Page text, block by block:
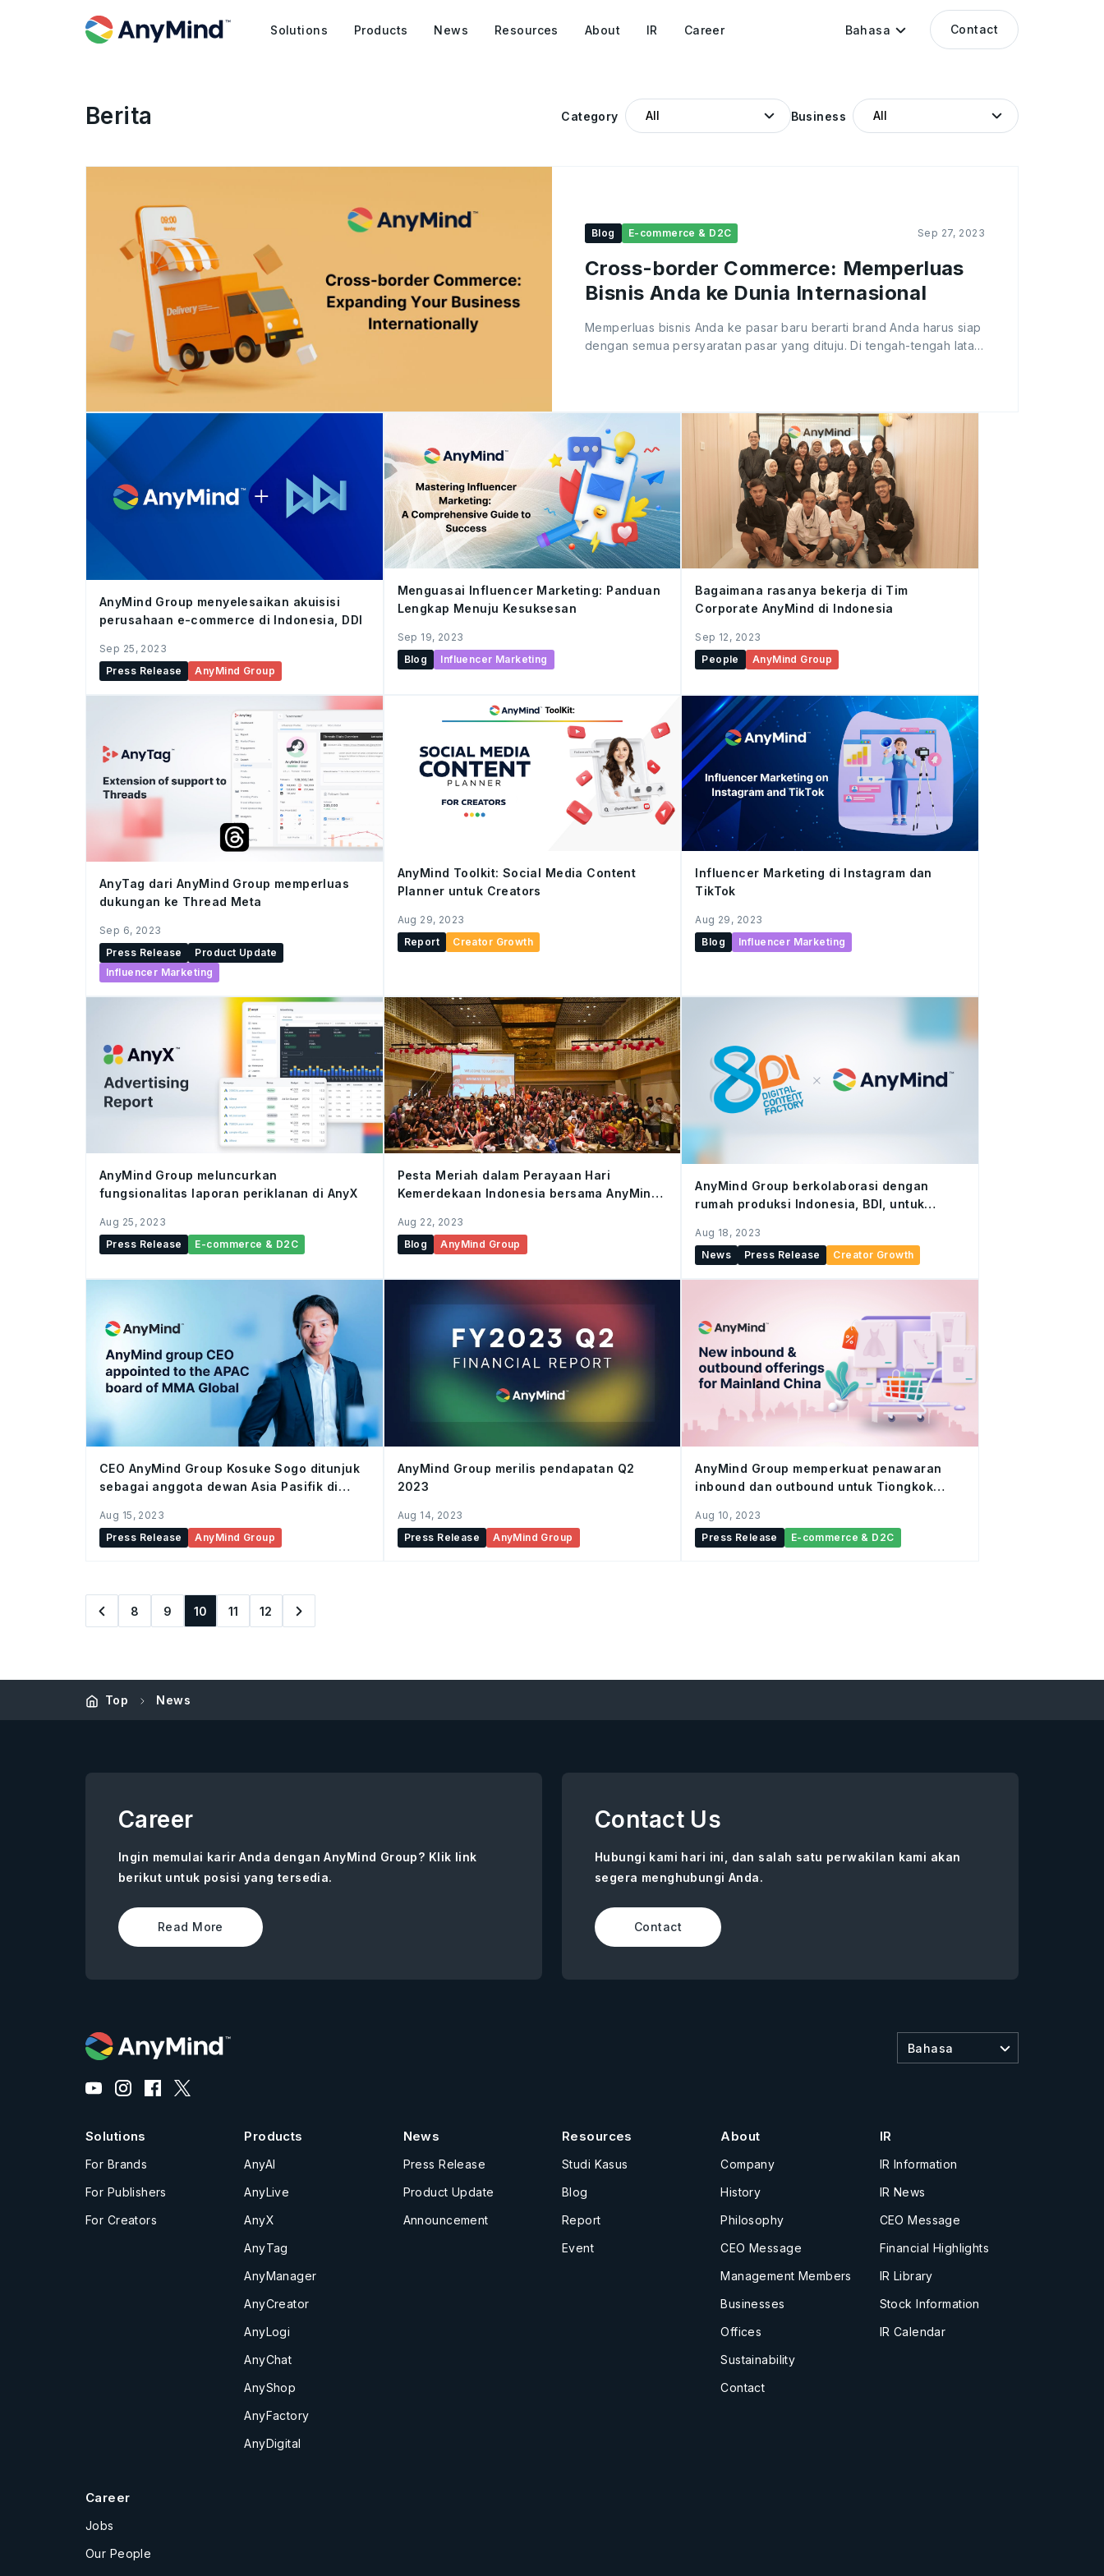
Solutions Products News Resources About IR Career Bahasa Contact
Berita Category Business
Blog E-commerce & D2C Sep 27, 2023
Cross-border Commerce: Memperluas
Bisnis Anda ke Dunia Internasional
Memperluas bisnis Anda ke pasar baru berarti brand Anda harus siap
dengan semua persyaratan pasar yang dituju. Di tengah-tengah latar
brand untuk memasuki pasar baru, strategi untuk menghadapi
berbagai tantangan, dan cara-cara untuk mengoptimalkan operasi
cross-border e-commerce. Cross-border commerce, juga dikenal
sebagai cross-border e-commerce atau
AnyMind Group menyelesaikan akuisisi
perusahaan e-commerce di Indonesia, DDI
Sep 25, 2023
Press Release
AnyMind Group
Menguasai Influencer Marketing: Panduan
Lengkap Menuju Kesuksesan
Sep 19, 2023
Blog
Influencer Marketing
Bagaimana rasanya bekerja di Tim
Corporate AnyMind di Indonesia
Sep 12, 2023
People
AnyMind Group
AnyTag dari AnyMind Group memperluas
dukungan ke Thread Meta
Sep 6, 2023
Press Release
Product Update
Influencer Marketing
AnyMind Toolkit: Social Media Content
Planner untuk Creators
Aug 29, 2023
Report
Creator Growth
Influencer Marketing di Instagram dan
TikTok
Aug 29, 2023
Blog
Influencer Marketing
AnyMind Group meluncurkan
fungsionalitas laporan periklanan di AnyX
Aug 25, 2023
Press Release
E-commerce & D2C
Pesta Meriah dalam Perayaan Hari
Kemerdekaan Indonesia bersama AnyMind
Aug 22, 2023
Blog
AnyMind Group
AnyMind Group berkolaborasi dengan
rumah produksi Indonesia, BDI, untuk
Aug 18, 2023
News
Press Release Creator Growth
CEO AnyMind Group Kosuke Sogo ditunjuk
sebagai anggota dewan Asia Pasifik di
Aug 15, 2023
Press Release
AnyMind Group
AnyMind Group merilis pendapatan Q2
2023
Aug 14, 2023
Press Release
AnyMind Group
AnyMind Group memperkuat penawaran
inbound dan outbound untuk Tiongkok
Aug 10, 2023
Press Release
E-commerce & D2C
8 9 10 11 12
Top News
Career
Ingin memulai karir Anda dengan AnyMind Group? Klik link
berikut untuk posisi yang tersedia.
Read More
Contact Us
Hubungi kami hari ini, dan salah satu perwakilan kami akan
segera menghubungi Anda.
Contact
Bahasa
Solutions
For Brands
For Publishers
For Creators
Products
AnyAI
AnyLive
AnyX
AnyTag
AnyManager
AnyCreator
AnyLogi
AnyChat
AnyShop
AnyFactory
AnyDigital
News
Press Release
Product Update
Announcement
Resources
Studi Kasus
Blog
Report
Event
About
Company
History
Philosophy
CEO Message
Management Members
Businesses
Offices
Sustainability
Contact
IR
IR Information
IR News
CEO Message
Financial Highlights
IR Library
Stock Information
IR Calendar
Career
Jobs
Our People